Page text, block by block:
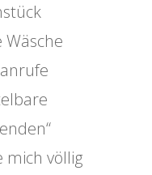
mich völlig